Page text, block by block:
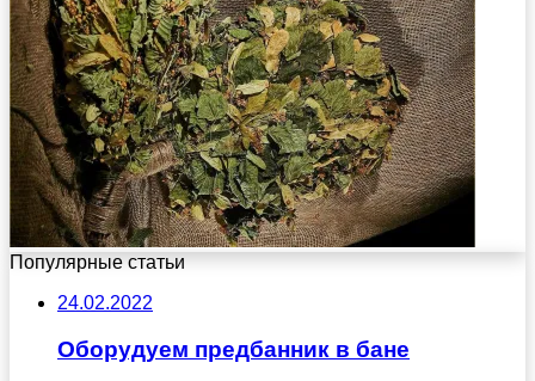
Популярные статьи
24.02.2022
Оборудуем предбанник в бане